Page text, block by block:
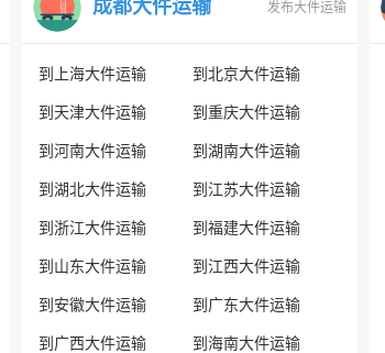
成都大件运输 发布大件运输
到上海大件运输 到北京大件运输
到天津大件运输 到重庆大件运输
到河南大件运输 到湖南大件运输
到湖北大件运输 到江苏大件运输
到浙江大件运输 到福建大件运输
到山东大件运输 到江西大件运输
到安徽大件运输 到广东大件运输
到广西大件运输 到海南大件运输